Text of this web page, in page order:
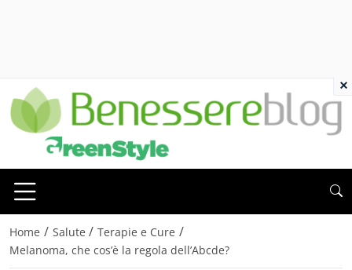
Home / Salute / Terapie e Cure /
Melanoma, che cos’è la regola dell’Abcde?
×